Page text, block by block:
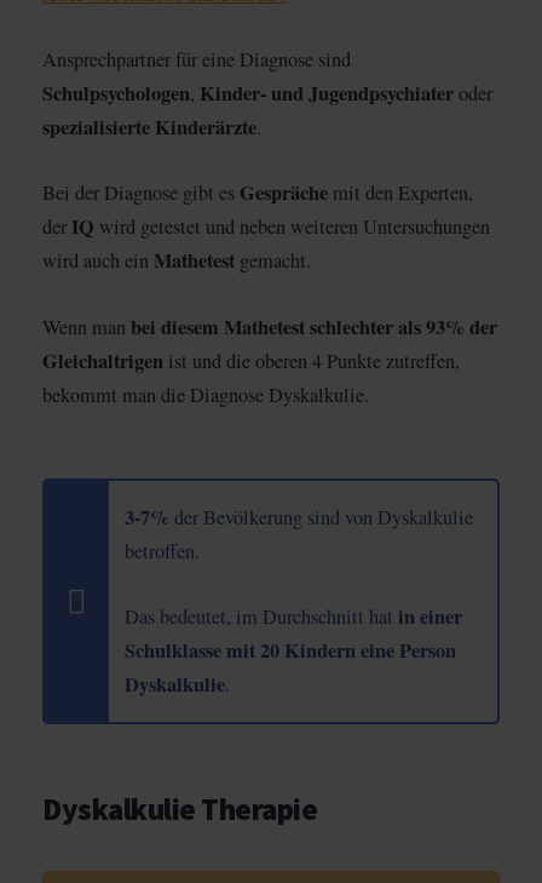
Ansprechpartner für eine Diagnose sind
Schulpsychologen, Kinder- und Jugendpsychiateroder
spezialisierte Kinderärzte.
Bei der Diagnose gibt es Gespräche mit den Experten,
der IQ wird getestet und neben weiteren Untersuchungen
wird auch ein Mathetest gemacht.
Wenn man bei diesem Mathetest schlechter als 93% der
Gleichaltrigen ist und die oberen 4 Punkte zutreffen,
bekommt man die Diagnose Dyskalkulie.
3-7% der Bevölkerung sind von Dyskalkulie
betroffen.
Das bedeutet, im Durchschnitt hat in einer
Schulklasse mit 20 Kindern eine Person
Dyskalkulie.
Dyskalkulie Therapie